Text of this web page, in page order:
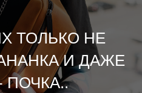
ТОЛЬКО НЕ
И ДАЖЕ
ПОЧКА..